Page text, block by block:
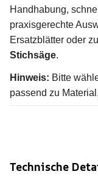
Handhabung,
praxisgerechte
Ersatzblätter oder
Stichsäge.
Hinweis: Bitte
passend zu
Technische